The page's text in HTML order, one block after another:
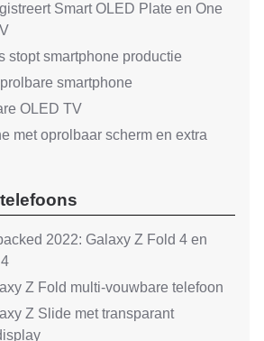
Smart OLED Plate en One
stopt smartphone productie
smartphone
OLED TV
met oprolbaar scherm en extra
2022: Galaxy Z Fold 4 en
Z Fold multi-vouwbare telefoon
Z Slide met transparant